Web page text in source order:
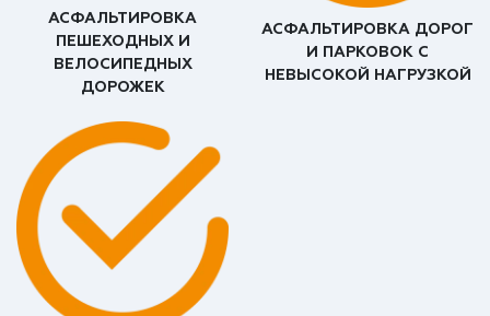
АСФАЛЬТИРОВКА
ПЕШЕХОДНЫХ И
ВЕЛОСИПЕДНЫХ
ДОРОЖЕК
АСФАЛЬТИРОВКА ДОРОГ
И ПАРКОВОК С
НЕВЫСОКОЙ НАГРУЗКОЙ